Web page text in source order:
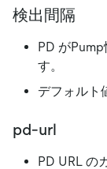
検出間隔
PD が
す。
デフォルト
pd-url
PD URL の